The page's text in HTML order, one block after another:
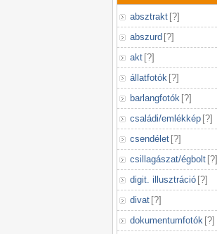
absztrakt [?]
abszurd [?]
akt [?]
állatfotók [?]
barlangfotók [?]
családi/emlékkép [?]
csendélet [?]
csillagászat/égbolt [?]
digit. illusztráció [?]
divat [?]
dokumentumfotók [?]